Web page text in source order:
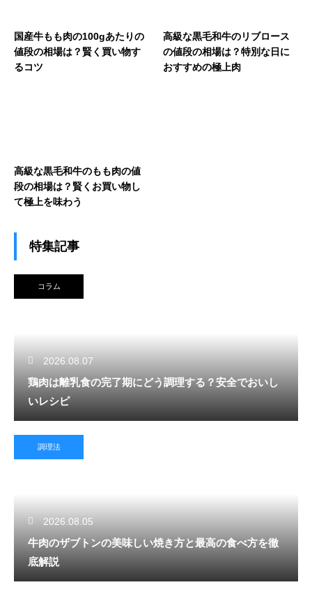
国産牛もも肉の100gあたりの
値段の相場は？賢く買い物す
るコツ
高級な黒毛和牛のリブロース
の値段の相場は？特別な日に
おすすめの極上肉
高級な黒毛和牛のもも肉の値
段の相場は？賢くお買い物し
て極上を味わう
特集記事
コラム
2026.08.07
鶏肉は離乳食の完了期にどう調理する？安全でおいし
いレシピ
調理法
2026.08.05
牛肉のザブトンの美味しい焼き方と最高の食べ方を徹
底解説